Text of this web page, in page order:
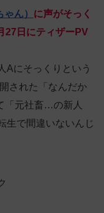
ん） に声がそっく
27日にティザーPV
Aにそっくりという
された「なんだか
「元社畜…の新人
生で間違いないんじ